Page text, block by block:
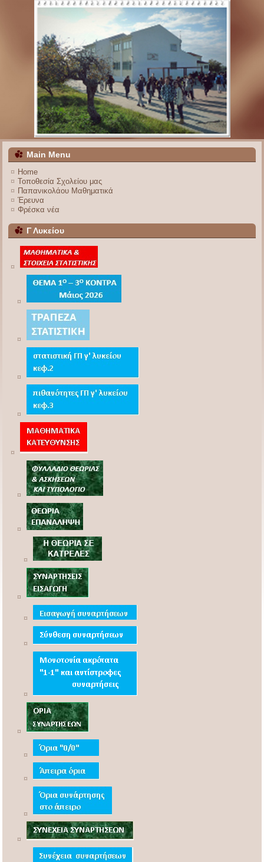
Main Menu
Home
Τοποθεσία Σχολείου μας
Παπανικολάου Μαθηματικά
Έρευνα
Φρέσκα νέα
Γ Λυκείου